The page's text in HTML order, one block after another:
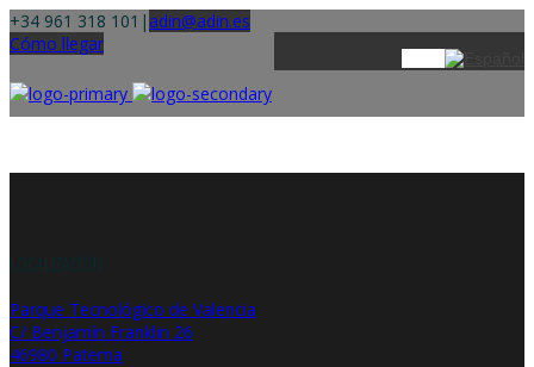
+34 961 318 101 |adin@adin.es
Cómo llegar
LOCALIZACIÓN
Parque Tecnológico de Valencia
C/ Benjamín Franklin 26
46980 Paterna